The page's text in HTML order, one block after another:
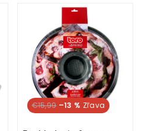
€15,99 –13 %